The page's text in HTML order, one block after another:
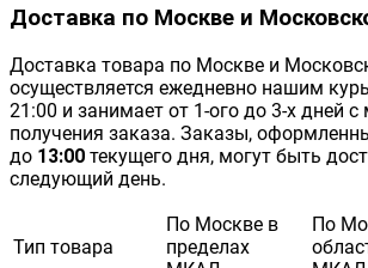
Доставка по Москве и
Доставка товара по Москве и
осуществляется ежедневно нашим
21:00 и занимает от 1-ого до 3-х дней
получения заказа. Заказы,
до 13:00 текущего дня, могут быть
следующий день.
Тип товара
По Москве в
пределах
По